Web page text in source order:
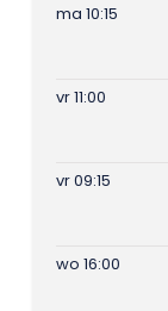
ma 10:15
vr 11:00
vr 09:15
wo 16:00